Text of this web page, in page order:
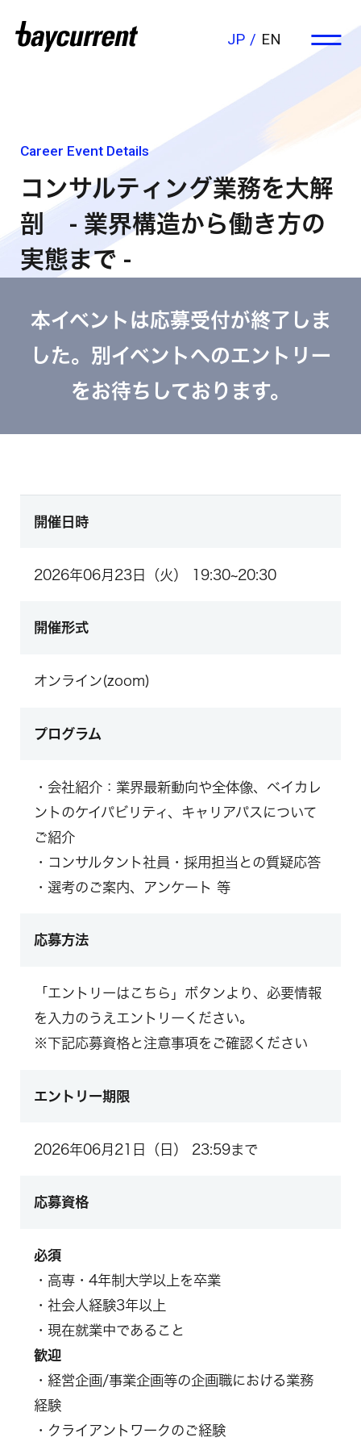
EN
JP
Career Event Details
コンサルティング業務を大解
剖 - 業界構造から働き方の
実態まで -
本イベントは応募受付が終了しま
した。別イベントへのエントリー
をお待ちしております。
開催日時
2026年06月23日（火） 19:30~20:30
開催形式
オンライン(zoom)
プログラム
・会社紹介：業界最新動向や全体像、ベイカレ
ントのケイパビリティ、キャリアパスについて
ご紹介
・コンサルタント社員・採用担当との質疑応答
・選考のご案内、アンケート 等
応募方法
「エントリーはこちら」ボタンより、必要情報
を入力のうえエントリーください。
※下記応募資格と注意事項をご確認ください
エントリー期限
2026年06月21日（日） 23:59まで
応募資格
必須
・高専・4年制大学以上を卒業
・社会人経験3年以上
・現在就業中であること
歓迎
・経営企画/事業企画等の企画職における業務
経験
・クライアントワークのご経験